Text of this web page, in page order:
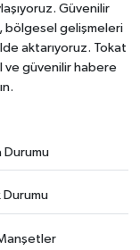
Güvenilir
bölgesel gelişmeleri
aktarıyoruz. Tokat
ve güvenilir habere
Durumu
Durumu